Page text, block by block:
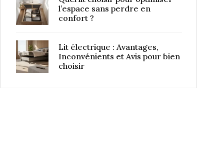
l’espace sans perdre en
confort ?
Lit électrique : Avantages,
Inconvénients et Avis pour bien
choisir